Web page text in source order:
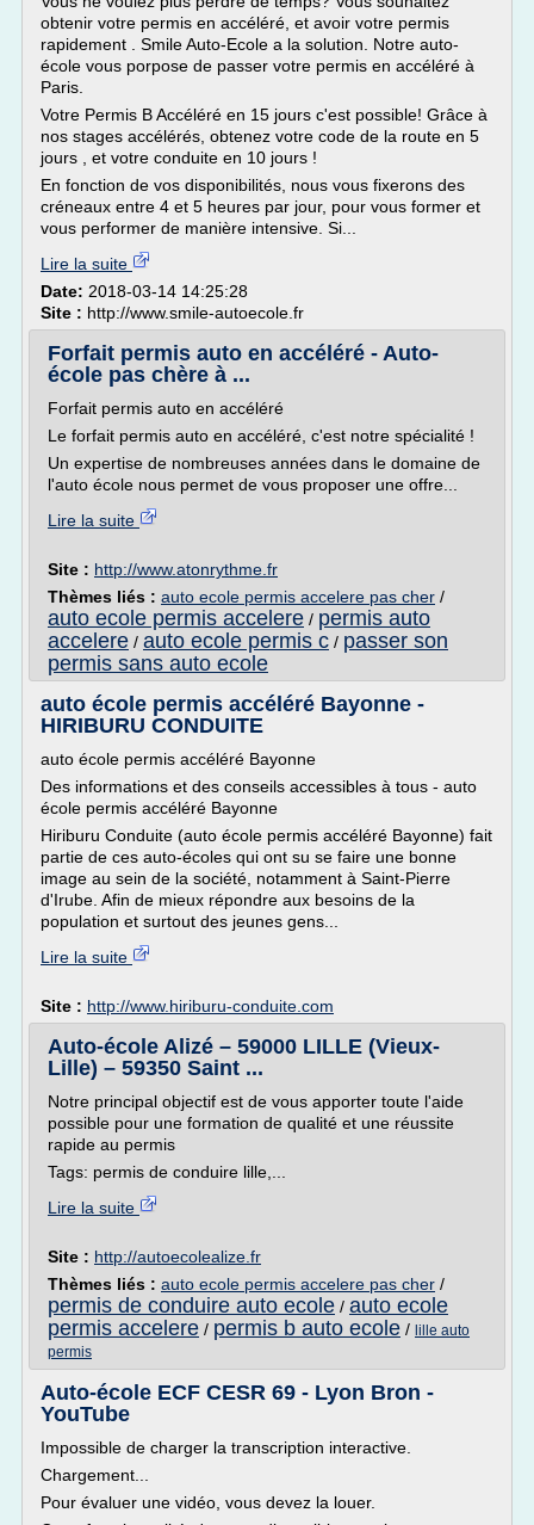
obtenir votre permis en accéléré, et avoir votre permis
rapidement . Smile Auto-Ecole a la solution. Notre auto-
école vous porpose de passer votre permis en accéléré à
Paris.
Votre Permis B Accéléré en 15 jours c'est possible! Grâce à
nos stages accélérés, obtenez votre code de la route en 5
jours , et votre conduite en 10 jours !
En fonction de vos disponibilités, nous vous fixerons des
créneaux entre 4 et 5 heures par jour, pour vous former et
vous performer de manière intensive. Si...
Lire la suite
Date: 2018-03-14 14:25:28
Site : http://www.smile-autoecole.fr
Forfait permis auto en accéléré - Auto-
école pas chère à ...
Forfait permis auto en accéléré
Le forfait permis auto en accéléré, c'est notre spécialité !
Un expertise de nombreuses années dans le domaine de
l'auto école nous permet de vous proposer une offre...
Lire la suite
Site : http://www.atonrythme.fr
Thèmes liés : auto ecole permis accelere pas cher /
auto ecole permis accelere / permis auto
accelere / auto ecole permis c / passer son
permis sans auto ecole
auto école permis accéléré Bayonne -
HIRIBURU CONDUITE
auto école permis accéléré Bayonne
Des informations et des conseils accessibles à tous - auto
école permis accéléré Bayonne
Hiriburu Conduite (auto école permis accéléré Bayonne) fait
partie de ces auto-écoles qui ont su se faire une bonne
image au sein de la société, notamment à Saint-Pierre
d'Irube. Afin de mieux répondre aux besoins de la
population et surtout des jeunes gens...
Lire la suite
Site : http://www.hiriburu-conduite.com
Auto-école Alizé – 59000 LILLE (Vieux-
Lille) – 59350 Saint ...
Notre principal objectif est de vous apporter toute l'aide
possible pour une formation de qualité et une réussite
rapide au permis
Tags: permis de conduire lille,...
Lire la suite
Site : http://autoecolealize.fr
Thèmes liés : auto ecole permis accelere pas cher /
permis de conduire auto ecole / auto ecole
permis accelere / permis b auto ecole / lille auto
permis
Auto-école ECF CESR 69 - Lyon Bron -
YouTube
Impossible de charger la transcription interactive.
Chargement...
Pour évaluer une vidéo, vous devez la louer.